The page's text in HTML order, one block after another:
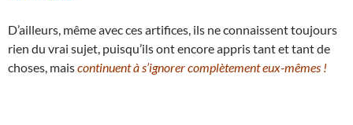
D’ailleurs, même avec ces artifices, ils ne connaissent toujours
rien du vrai sujet, puisqu’ils ont encore appris tant et tant de
choses, maiscontinuent à s’ignorer complètement eux-mêmes !